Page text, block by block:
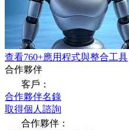
查看760+應用程式與整合工具
合作夥伴
客戶：
合作夥伴名錄
取得個人諮詢
合作夥伴：